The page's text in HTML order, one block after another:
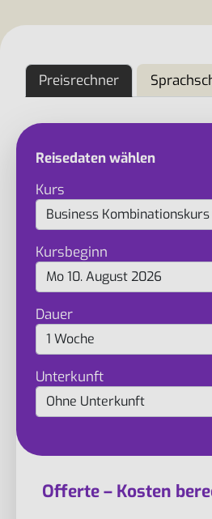
Preisrechner
Reisedaten wählen
Kurs
Kursbeginn
Dauer
Unterkunft
Offerte – Kosten